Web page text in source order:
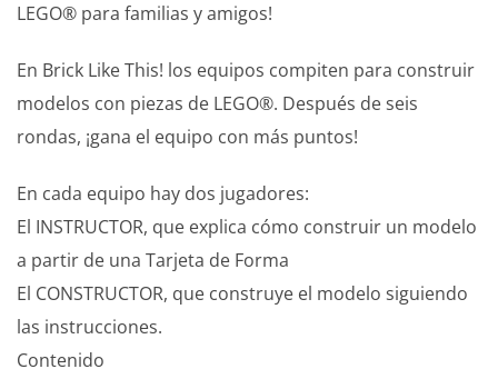
LEGO® para familias y amigos!
En Brick Like This! los equipos compiten para construir
modelos con piezas de LEGO®. Después de seis
rondas, ¡gana el equipo con más puntos!
En cada equipo hay dos jugadores:
El INSTRUCTOR, que explica cómo construir un modelo
a partir de una Tarjeta de Forma
El CONSTRUCTOR, que construye el modelo siguiendo
las instrucciones.
Contenido